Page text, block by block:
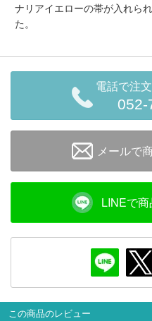
ヘルプページ
お問い合せ
ログイン/マイページ
お気に入りリスト
新規会員登録
会員ランクについて
レビューについて
ナリアイエローの帯が入れら
た。
電話で注
052-
メールで
LINEで
この商品のレビュー